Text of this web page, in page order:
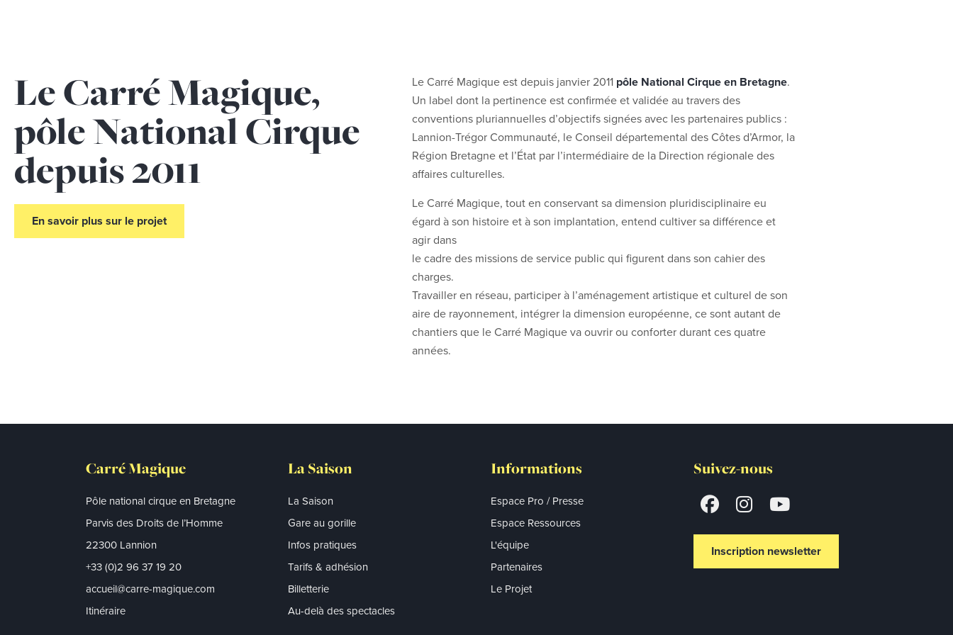
Le Carré Magique,
pôle National Cirque
depuis 2011
En savoir plus sur le projet
Le Carré Magique est depuis janvier 2011 pôle National Cirque en Bretagne.
Un label dont la pertinence est confirmée et validée au travers des
conventions pluriannuelles d’objectifs signées avec les partenaires publics :
Lannion-Trégor Communauté, le Conseil départemental des Côtes d’Armor, la
Région Bretagne et l’État par l’intermédiaire de la Direction régionale des
affaires culturelles.
Le Carré Magique, tout en conservant sa dimension pluridisciplinaire eu
égard à son histoire et à son implantation, entend cultiver sa différence et
agir dans
le cadre des missions de service public qui figurent dans son cahier des
charges.
Travailler en réseau, participer à l’aménagement artistique et culturel de son
aire de rayonnement, intégrer la dimension européenne, ce sont autant de
chantiers que le Carré Magique va ouvrir ou conforter durant ces quatre
années.
Carré Magique
Pôle national cirque en Bretagne
Parvis des Droits de l’Homme
22300 Lannion
+33 (0)2 96 37 19 20
accueil@carre-magique.com
Itinéraire
La Saison
La Saison
Gare au gorille
Infos pratiques
Tarifs & adhésion
Billetterie
Au-delà des spectacles
Informations
Espace Pro / Presse
Espace Ressources
L'équipe
Partenaires
Le Projet
Suivez-nous
Inscription newsletter